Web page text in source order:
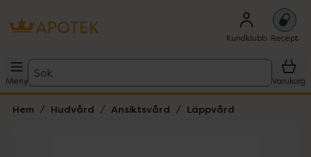
Kundklubb Recept
Meny
Sök
Varukorg
Hem Hudvård Ansiktsvård Läppvård